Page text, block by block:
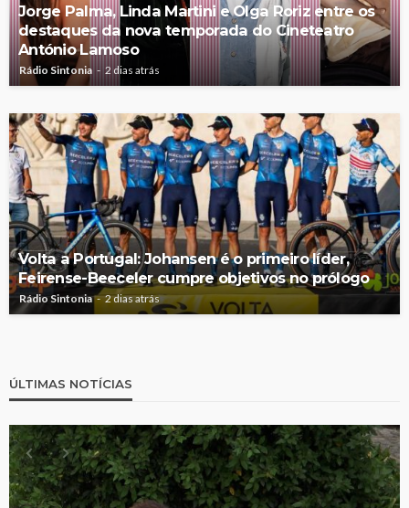
Jorge Palma, Linda Martini e Olga Roriz entre os
destaques da nova temporada do Cineteatro
António Lamoso
Rádio Sintonia 2 dias atrás
Volta a Portugal: Johansen é o primeiro líder,
Feirense-Beeceler cumpre objetivos no prólogo
Rádio Sintonia 2 dias atrás
ÚLTIMAS NOTÍCIAS